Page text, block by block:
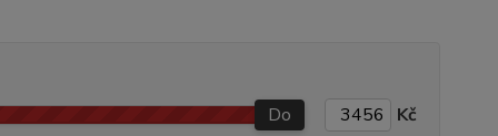
Do Kč